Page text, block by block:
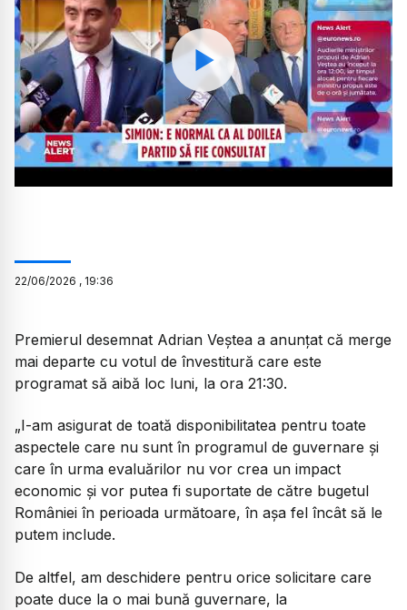
Watch
22/06/2026 , 19:36
Premierul desemnat Adrian Veștea a anunțat că merge
mai departe cu votul de învestitură care este
programat să aibă loc luni, la ora 21:30.
„I-am asigurat de toată disponibilitatea pentru toate
aspectele care nu sunt în programul de guvernare și
care în urma evaluărilor nu vor crea un impact
economic și vor putea fi suportate de către bugetul
României în perioada următoare, în așa fel încât să le
putem include.
De altfel, am deschidere pentru orice solicitare care
poate duce la o mai bună guvernare, la